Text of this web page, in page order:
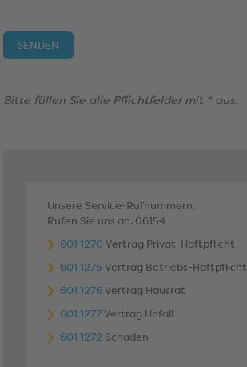
Bitte füllen Sie alle Pflichtfelder mit * aus.
Unsere Service-Rufnummern.
Rufen Sie uns an. 06154
601 1270 Vertrag Privat-Haftpflicht
601 1275 Vertrag Betriebs-Haftpflicht
601 1276 Vertrag Hausrat
601 1277 Vertrag Unfall
601 1272 Schaden